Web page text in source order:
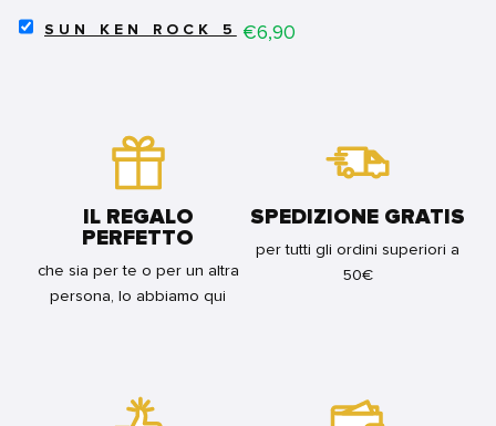
FOR
1
SELECT
SUN KEN ROCK 5 Price
€6,90
IL REGALO
PERFETTO
che sia per te o per un altra
persona, lo abbiamo qui
SPEDIZIONE GRATIS
per tutti gli ordini superiori a
50€